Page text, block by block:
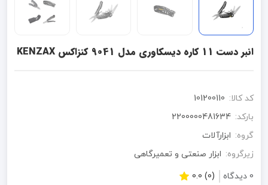
انبر دست 11 کاره دیسکاوری مدل 9041 کنزاکس KENZAX
کد کالا: 101200110
بارکد: 2200000481634
گروه: ابزارآلات
زیرگروه: ابزار صنعتی و تعمیرگاهی
0 دیدگاه
(0) 0.0